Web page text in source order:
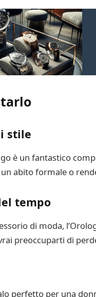
stile
è un fantastico
abito formale o
tempo
di moda,
preoccuparti di
perfetto per una